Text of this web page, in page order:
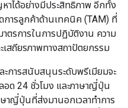
ได้อย่างมีประสิทธิภาพ อีกทั้ง
ารลูกค้าด้านเทคนิค (TAM) ที่
ตรการในการปฏิบัติงาน ความ
ถียรภาพทางสถาปัตยกรรม
การสนับสนุนระดับพรีเมียมจะ
ด 24 ชั่วโมง และภาษาญี่ปุ่น
ษาญี่ปุ่นที่ส่งมานอกเวลาทำการ